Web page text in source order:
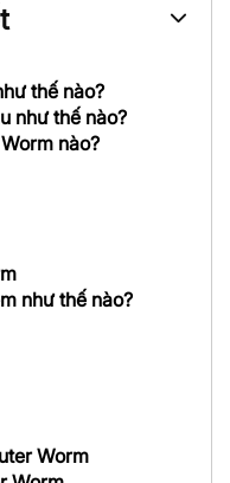
thế nào?
như thế nào?
nào?
như thế nào?
Worm